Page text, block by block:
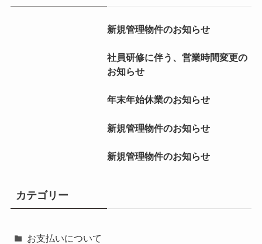
新規管理物件のお知らせ
社員研修に伴う、営業時間変更の
お知らせ
年末年始休業のお知らせ
新規管理物件のお知らせ
新規管理物件のお知らせ
カテゴリー
お支払いについて